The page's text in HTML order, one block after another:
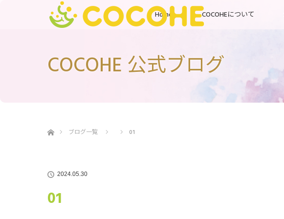
Home COCOHEについて
COCOHE 公式ブログ
ブログ一覧
01
2024.05.30
01